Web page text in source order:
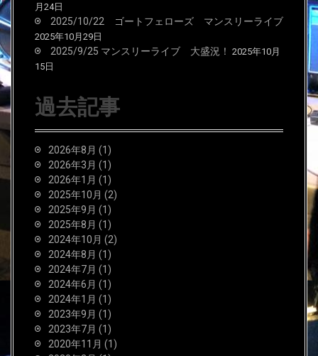
月24日
2025/10/22 ゴートフェローズ マンスリーライブ
2025年10月29日
2025/9/25 マンスリーライブ 大盛況！ 2025年10月
15日
過去記事
2026年8月 (1)
2026年3月 (1)
2026年1月 (1)
2025年10月 (2)
2025年9月 (1)
2025年8月 (1)
2024年10月 (2)
2024年8月 (1)
2024年7月 (1)
2024年6月 (1)
2024年1月 (1)
2023年9月 (1)
2023年7月 (1)
2020年11月 (1)